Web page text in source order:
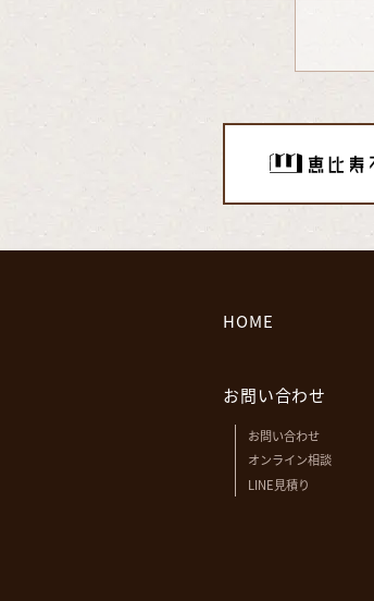
HOME
お問い合わせ
お問い合わせ
オンライン相談
LINE見積り